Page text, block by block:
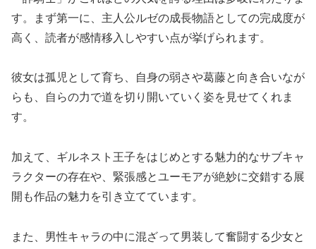
す。まず第一に、主人公ルゼの成長物語としての完成度が
高く、読者が感情移入しやすい点が挙げられます。
彼女は孤児として育ち、自身の弱さや葛藤と向き合いなが
らも、自らの力で道を切り開いていく姿を見せてくれま
す。
加えて、ギルネスト王子をはじめとする魅力的なサブキャ
ラクターの存在や、緊張感とユーモアが絶妙に交錯する展
開も作品の魅力を引き立てています。
また、男性キャラの中に混ざって男装して奮闘する少女と